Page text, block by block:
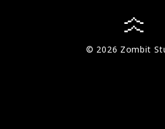
© 2026 Zombit